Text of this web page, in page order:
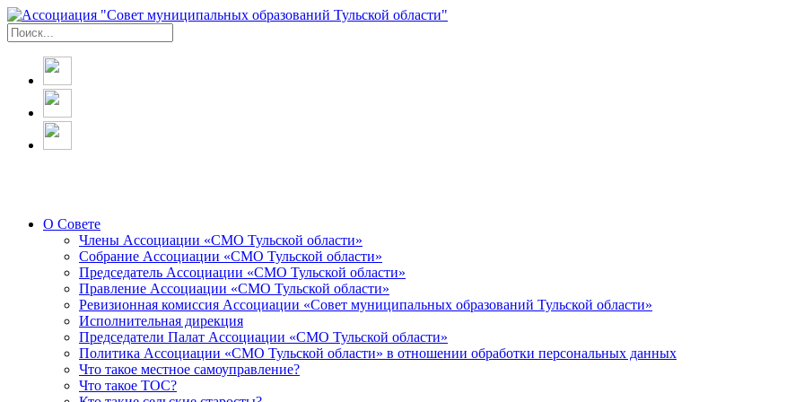
О Совете
Члены Ассоциации «СМО Тульской области»
Собрание Ассоциации «СМО Тульской области»
Председатель Ассоциации «СМО Тульской области»
Правление Ассоциации «СМО Тульской области»
Ревизионная комиссия Ассоциации «Совет муниципальных образований Тульской области»
Исполнительная дирекция
Председатели Палат Ассоциации «СМО Тульской области»
Политика Ассоциации «СМО Тульской области» в отношении обработки персональных данных
Что такое местное самоуправление?
Что такое ТОС?